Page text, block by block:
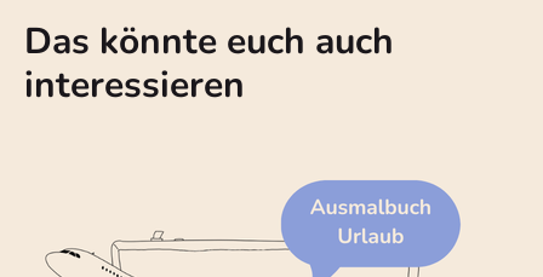
Das könnte euch auch
interessieren